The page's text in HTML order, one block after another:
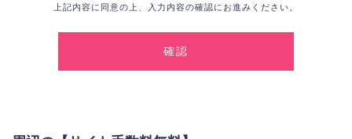
2.個人情報の利用
上記内容に同意の上、入力内容の確認にお進みください。